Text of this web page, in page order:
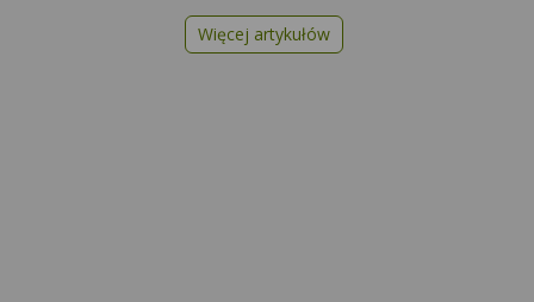
Więcej artykułów